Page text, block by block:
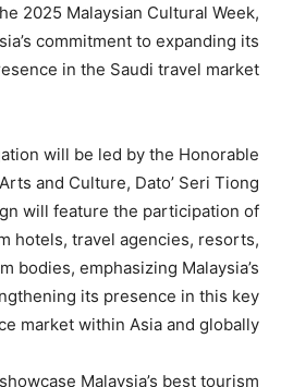
2025 Malaysian Cultural Week,
commitment to expanding its
in the Saudi travel market.
will be led by the Honorable
and Culture, Dato’ Seri Tiong
will feature the participation of
hotels, travel agencies, resorts,
bodies, emphasizing Malaysia’s
its presence in this key
market within Asia and globally.
Malaysia’s best tourism